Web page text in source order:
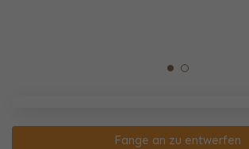
Fange an zu entwerfen